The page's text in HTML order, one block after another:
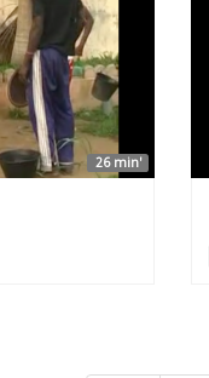
26 min'